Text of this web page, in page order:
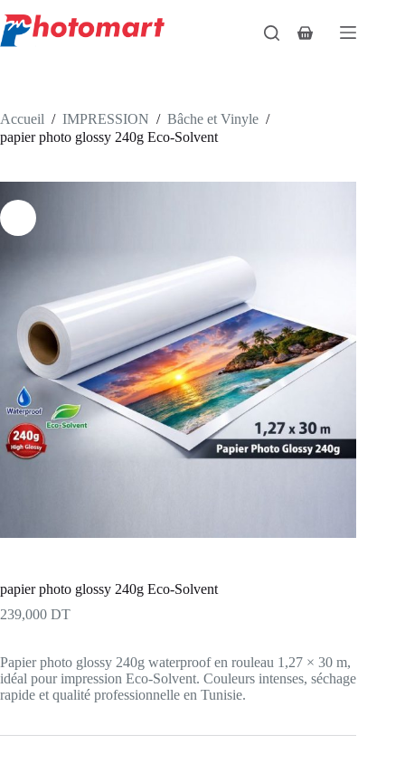
au
contenu
Panier
Accueil / IMPRESSION / Bâche et Vinyle /
papier photo glossy 240g Eco-Solvent
papier photo glossy 240g Eco-Solvent
239,000 DT
Papier photo glossy 240g waterproof en rouleau 1,27 × 30 m,
idéal pour impression Eco-Solvent. Couleurs intenses, séchage
rapide et qualité professionnelle en Tunisie.